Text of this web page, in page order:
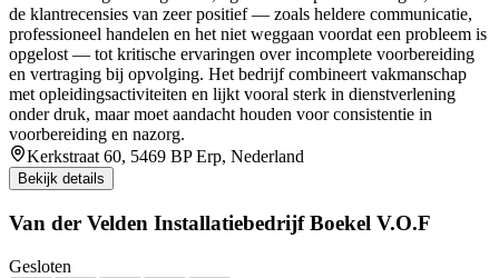
de klantrecensies van zeer positief — zoals heldere communicatie,
professioneel handelen en het niet weggaan voordat een probleem is
opgelost — tot kritische ervaringen over incomplete voorbereiding
en vertraging bij opvolging. Het bedrijf combineert vakmanschap
met opleidingsactiviteiten en lijkt vooral sterk in dienstverlening
onder druk, maar moet aandacht houden voor consistentie in
voorbereiding en nazorg.
Kerkstraat 60, 5469 BP Erp, Nederland
Bekijk details
Van der Velden Installatiebedrijf Boekel V.O.F
Gesloten